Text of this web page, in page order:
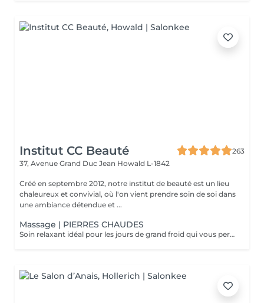
Institut CC Beauté
263
37, Avenue Grand Duc Jean Howald L-1842
Créé en septembre 2012, notre institut de beauté est un lieu
chaleureux et convivial, où l'on vient prendre soin de soi dans
une ambiance détendue et ...
Massage | PIERRES CHAUDES
Soin relaxant idéal pour les jours de grand froid qui vous permettra de plonger dans un univers de détente absolu. La chaleur soulage les tensions et atténue les douleurs en décontractant les muscles fatigués. Les fonctions énergétiques du corps sont ré-harmonisés par les pierres chaudes. C'est un excellent détoxifiant